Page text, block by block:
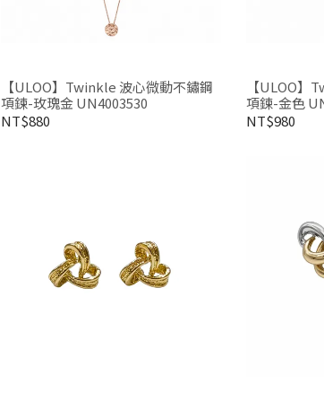
【ULOO】Twinkle 波心微動不鏽鋼
項鍊-玫瑰金 UN4003530
NT$880
【ULOO】
項鍊-金色
NT$980